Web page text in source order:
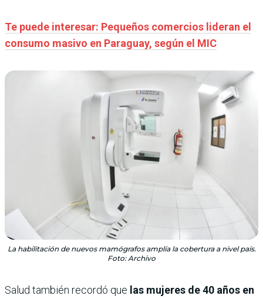
Te puede interesar: Pequeños comercios lideran el
consumo masivo en Paraguay, según el MIC
La habilitación de nuevos mamógrafos amplía la cobertura a nivel país.
Foto: Archivo
Salud también recordó que las mujeres de 40 años en